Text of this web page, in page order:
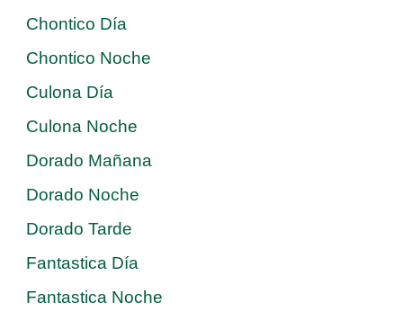
Chontico Día
Chontico Noche
Culona Día
Culona Noche
Dorado Mañana
Dorado Noche
Dorado Tarde
Fantastica Día
Fantastica Noche